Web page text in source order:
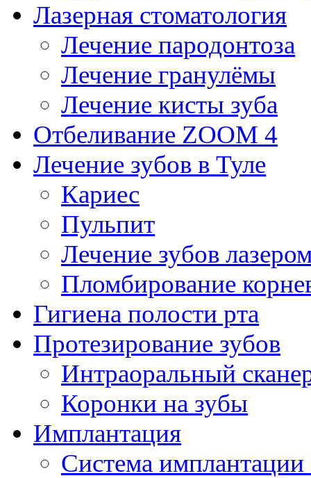
Лазерная стоматология
Лечение пародонтоза
Лечение гранулёмы
Лечение кисты зуба
Отбеливание ZOOM 4
Лечение зубов в Туле
Кариес
Пульпит
Лечение зубов
Пломбирование
Гигиена полости рта
Протезирование зубов
Интраоральный
Коронки на зубы
Имплантация
Система